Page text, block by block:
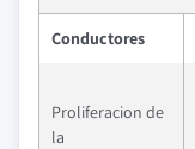
Conductores
Proliferacion de
la